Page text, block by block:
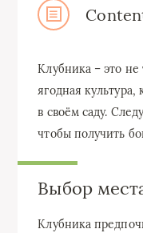
Клубника – это не
ягодная
в своём саду.
чтобы получить
Выбор
Клубника